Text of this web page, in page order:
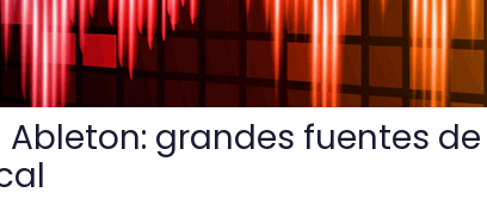
Ableton: grandes fuentes de